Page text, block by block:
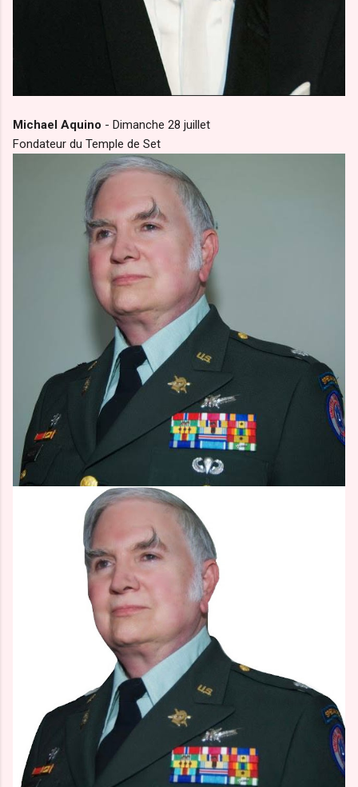
Michael Aquino - Dimanche 28 juillet
Fondateur du Temple de Set